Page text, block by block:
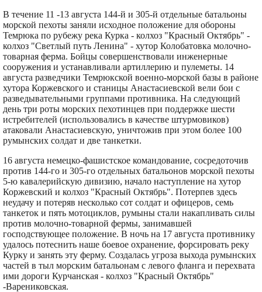
В течение 11 -13 августа 144-й и 305-й отдельные батальоны
морской пехоты заняли исходное положение для обороны
Темрюка по рубежу река Курка - колхоз "Красный Октябрь" -
колхоз "Светлый путь Ленина" - хутор Колобатовка молочно-
товарная ферма. Бойцы совершенствовали инженерные
сооружения и устанавливали артиллерию и пулеметы. 14
августа разведчики Темрюкской военно-морской базы в районе
хутора Коржевского и станицы Анастасиевской вели бои с
разведывательными группами противника. На следующий
день три роты морских пехотинцев при поддержке шести
истребителей (использовались в качестве штурмовиков)
атаковали Анастасиевскую, уничтожив при этом более 100
румынских солдат и две танкетки.
16 августа немецко-фашистское командование, сосредоточив
против 144-го и 305-го отдельных батальонов морской пехоты
5-ю кавалерийскую дивизию, начало наступление на хутор
Коржевский и колхоз "Красный Октябрь". Потерпев здесь
неудачу и потеряв несколько сот солдат и офицеров, семь
танкеток и пять мотоциклов, румыны стали накапливать силы
против молочно-товарной фермы, занимавшей
господствующее положение. В ночь на 17 августа противнику
удалось потеснить наше боевое охранение, форсировать реку
Курку и занять эту ферму. Создалась угроза выхода румынских
частей в тыл морским батальонам с левого фланга и перехвата
ими дороги Курчанская - колхоз "Красный Октябрь"
-Варениковская.